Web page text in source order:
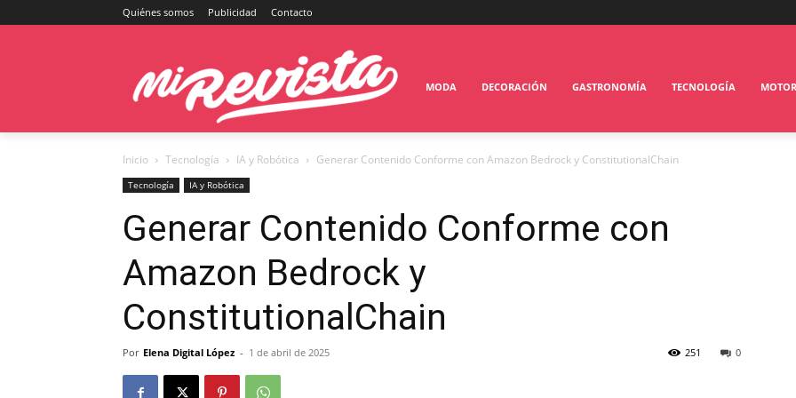
Quiénes somos Publicidad Contacto
MODA DECORACIÓN GASTRONOMÍA TECNOLOGÍA MOTOR
Inicio Tecnología IA y Robótica Generar Contenido Conforme con Amazon Bedrock y ConstitutionalChain
Tecnología IA y Robótica
Generar Contenido Conforme con
Amazon Bedrock y
ConstitutionalChain
Por Elena Digital López - 1 de abril de 2025 0
251